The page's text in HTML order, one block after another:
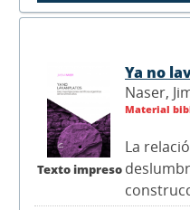
Texto impreso
Ya no
Naser,
Material
La